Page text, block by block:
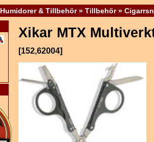
Humidorer & Tillbehör» Tillbehör»
Xikar MTX
[152,62004]